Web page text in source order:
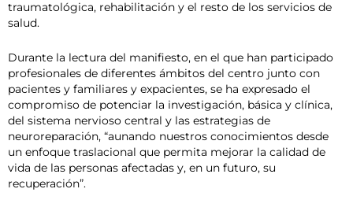
traumatológica, rehabilitación y el resto de los servicios de
salud.
Durante la lectura del manifiesto, en el que han participado
profesionales de diferentes ámbitos del centro junto con
pacientes y familiares y expacientes, se ha expresado el
compromiso de potenciar la investigación, básica y clínica,
del sistema nervioso central y las estrategias de
neuroreparación, “aunando nuestros conocimientos desde
un enfoque traslacional que permita mejorar la calidad de
vida de las personas afectadas y, en un futuro, su
recuperación”.